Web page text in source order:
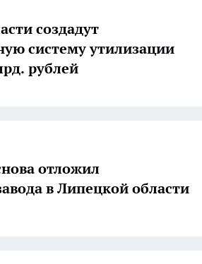
создадут
систему утилизации
рублей
отложил
в Липецкой области